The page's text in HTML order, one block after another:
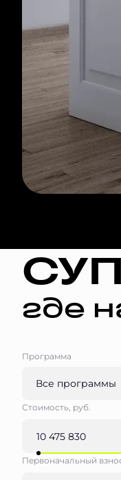
где
Программа
Все программы
Стоимость, руб.
Первоначальный